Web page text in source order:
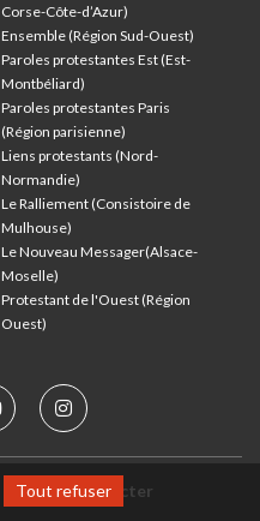
Corse-Côte-d’Azur)
Ensemble (Région Sud-Ouest)
Paroles protestantes Est (Est-
Montbéliard)
Paroles protestantes Paris
(Région parisienne)
Liens protestants (Nord-
Normandie)
Le Ralliement (Consistoire de
Mulhouse)
Le Nouveau Messager(Alsace-
Moselle)
Protestant de l'Ouest (Région
Ouest)
Nous contacter
Tout refuser